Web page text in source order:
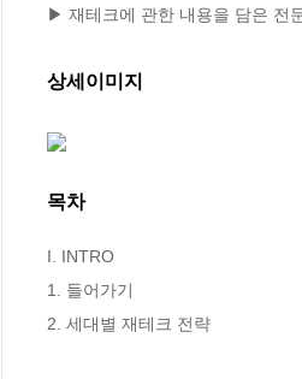
▶ 재테크에 관한 내용을 담은 전
상세이미지
목차
I. INTRO
1. 들어가기
2. 세대별 재테크 전략